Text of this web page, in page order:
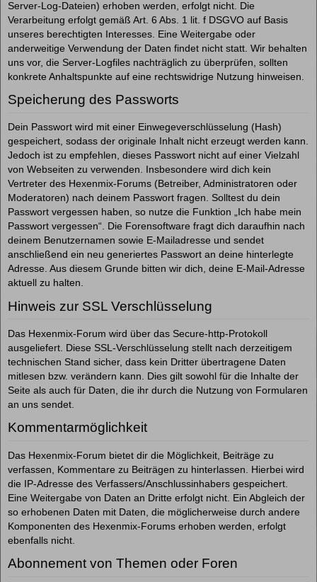
Server-Log-Dateien) erhoben werden, erfolgt nicht. Die
Verarbeitung erfolgt gemäß Art. 6 Abs. 1 lit. f DSGVO auf Basis
unseres berechtigten Interesses. Eine Weitergabe oder
anderweitige Verwendung der Daten findet nicht statt. Wir behalten
uns vor, die Server-Logfiles nachträglich zu überprüfen, sollten
konkrete Anhaltspunkte auf eine rechtswidrige Nutzung hinweisen.
Speicherung des Passworts
Dein Passwort wird mit einer Einwegeverschlüsselung (Hash)
gespeichert, sodass der originale Inhalt nicht erzeugt werden kann.
Jedoch ist zu empfehlen, dieses Passwort nicht auf einer Vielzahl
von Webseiten zu verwenden. Insbesondere wird dich kein
Vertreter des Hexenmix-Forums (Betreiber, Administratoren oder
Moderatoren) nach deinem Passwort fragen. Solltest du dein
Passwort vergessen haben, so nutze die Funktion „Ich habe mein
Passwort vergessen“. Die Forensoftware fragt dich daraufhin nach
deinem Benutzernamen sowie E-Mailadresse und sendet
anschließend ein neu generiertes Passwort an deine hinterlegte
Adresse. Aus diesem Grunde bitten wir dich, deine E-Mail-Adresse
aktuell zu halten.
Hinweis zur SSL Verschlüsselung
Das Hexenmix-Forum wird über das Secure-http-Protokoll
ausgeliefert. Diese SSL-Verschlüsselung stellt nach derzeitigem
technischen Stand sicher, dass kein Dritter übertragene Daten
mitlesen bzw. verändern kann. Dies gilt sowohl für die Inhalte der
Seite als auch für Daten, die ihr durch die Nutzung von Formularen
an uns sendet.
Kommentarmöglichkeit
Das Hexenmix-Forum bietet dir die Möglichkeit, Beiträge zu
verfassen, Kommentare zu Beiträgen zu hinterlassen. Hierbei wird
die IP-Adresse des Verfassers/Anschlussinhabers gespeichert.
Eine Weitergabe von Daten an Dritte erfolgt nicht. Ein Abgleich der
so erhobenen Daten mit Daten, die möglicherweise durch andere
Komponenten des Hexenmix-Forums erhoben werden, erfolgt
ebenfalls nicht.
Abonnement von Themen oder Foren